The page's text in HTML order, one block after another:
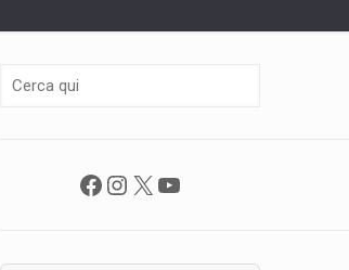
Facebook
Instagram
X YouTube